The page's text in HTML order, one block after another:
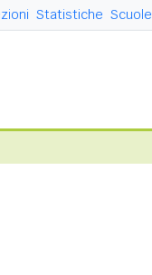
Statistiche Scuole